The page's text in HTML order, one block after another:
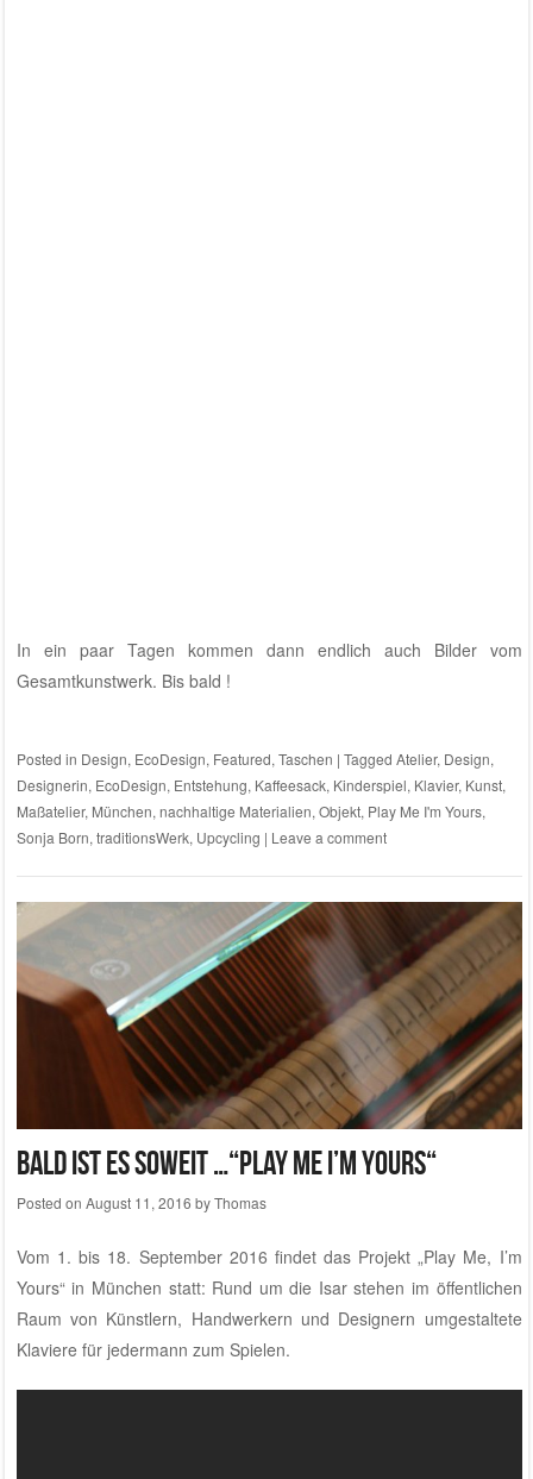
In ein paar Tagen kommen dann endlich auch Bilder vom
Gesamtkunstwerk. Bis bald !
Posted in Design, EcoDesign, Featured, Taschen | Tagged Atelier, Design,
Designerin, EcoDesign, Entstehung, Kaffeesack, Kinderspiel, Klavier, Kunst,
Maßatelier, München, nachhaltige Materialien, Objekt, Play Me I'm Yours,
Sonja Born, traditionsWerk, Upcycling | Leave a comment
Bald ist es soweit …“Play Me I’m Yours“
Posted on August 11, 2016 byThomas
Vom 1. bis 18. September 2016 findet das Projekt „Play Me, I’m
Yours“ in München statt: Rund um die Isar stehen im öffentlichen
Raum von Künstlern, Handwerkern und Designern umgestaltete
Klaviere für jedermann zum Spielen.